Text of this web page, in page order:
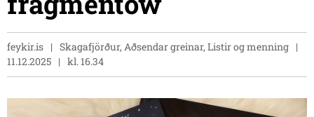
feykir.is
Skagafjörður, Aðsendar greinar, Listir og menning
11.12.2025
kl. 16.34